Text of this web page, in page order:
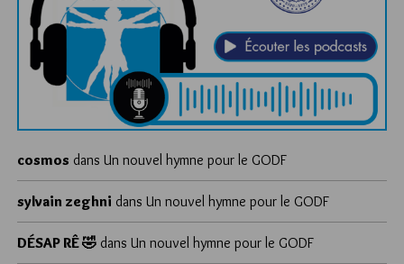
cosmos dans Un nouvel hymne pour le GODF
sylvain zeghni dans Un nouvel hymne pour le GODF
DÉSAP RÊ 🤣 dans Un nouvel hymne pour le GODF